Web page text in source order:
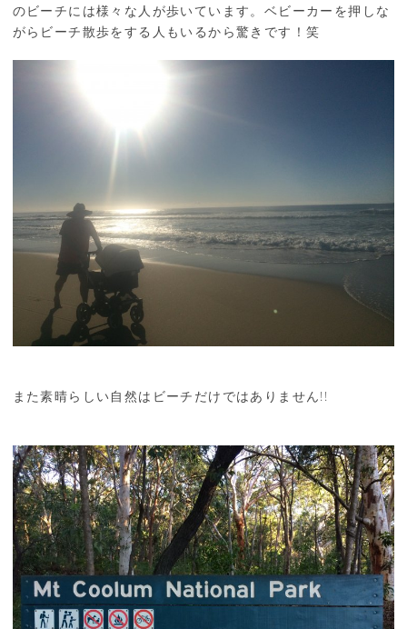
のビーチには様々な人が歩いています。ベビーカーを押しな
がらビーチ散歩をする人もいるから驚きです！笑
また素晴らしい自然はビーチだけではありません!!